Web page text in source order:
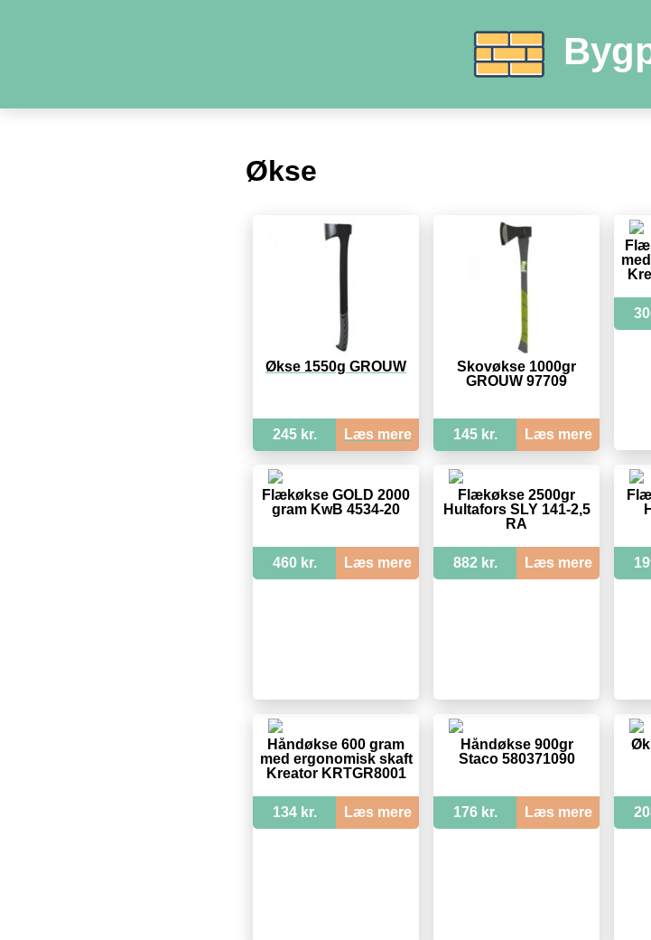
Økse
Økse 1550g GROUW
245 kr. Læs mere
Skovøkse 1000gr
GROUW 97709
145 kr. Læs mere
Flækøkse GOLD 2000
gram KwB 4534-20
460 kr. Læs mere
Flækøkse 2500gr
Hultafors SLY 141-2,5
RA
882 kr. Læs mere
Håndøkse 600 gram
med ergonomisk skaft
Kreator KRTGR8001
134 kr. Læs mere
Håndøkse 900gr
Staco 580371090
176 kr. Læs mere